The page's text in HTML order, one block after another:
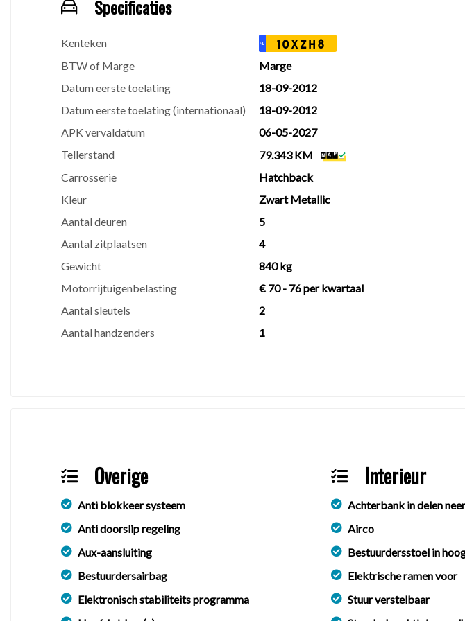
verkocht. Mochten er op korte termijn toch gebreken ontstaan dan kunt u gebruik
actuele aanbod met grote scherpe foto's op onze website.
JH auto's
M.J. van Olmstraat 33
info@jhautos.nl
www.jhautos.nl
AAN ONZE INTERNETSITE KUNNEN GEEN RECHTEN WORDEN ONTLEEND,
CONTROLEER ZELF ZORGVULDIG ALLE OPTIES WELKE MOGELIJK UW KEUZE
Specificaties
Kenteken NL 10XZH8
BTW of Marge
Marge
Datum eerste toelating
18-09-2012
Datum eerste toelating (internationaal)
18-09-2012
APK vervaldatum
06-05-2027
Tellerstand
79.343 KM
Carrosserie
Hatchback
Kleur
Zwart Metallic
Aantal deuren
5
Aantal zitplaatsen
4
Gewicht
840 kg
Motorrijtuigenbelasting
€ 70 - 76 per kwartaal
Aantal sleutels
2
Aantal handzenders
1
Overige
Anti blokkeer systeem
Anti doorslip regeling
Aux-aansluiting
Bestuurdersairbag
Elektronisch stabiliteits programma
Interieur
Achterbank in delen
Airco
Bestuurdersstoel in
Elektrische ramen voor
Stuur verstelbaar